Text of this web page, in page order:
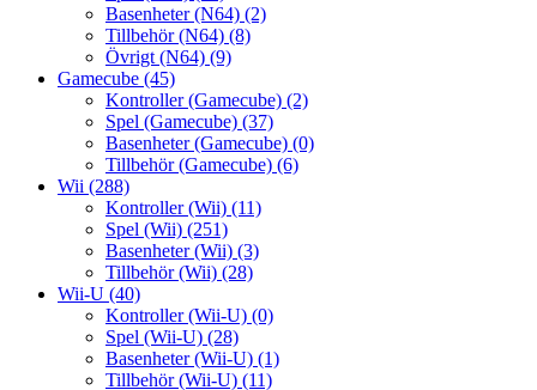
Basenheter (N64) (2)
Tillbehör (N64) (8)
Övrigt (N64) (9)
Gamecube (45)
Kontroller (Gamecube) (2)
Spel (Gamecube) (37)
Basenheter (Gamecube) (0)
Tillbehör (Gamecube) (6)
Wii (288)
Kontroller (Wii) (11)
Spel (Wii) (251)
Basenheter (Wii) (3)
Tillbehör (Wii) (28)
Wii-U (40)
Kontroller (Wii-U) (0)
Spel (Wii-U) (28)
Basenheter (Wii-U) (1)
Tillbehör (Wii-U) (11)